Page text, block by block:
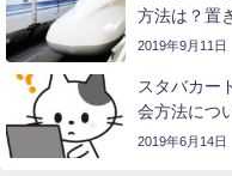
方法は？置
2019年9月11日
スタバカー
会方法につ
2019年6月14日